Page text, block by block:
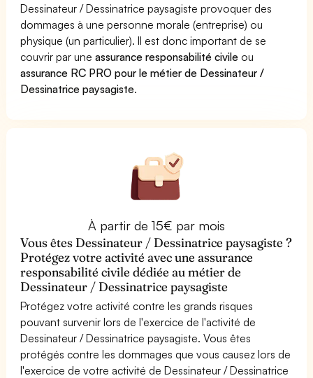
Dessinateur / Dessinatrice paysagiste provoquer des
dommages à une personne morale (entreprise) ou
physique (un particulier). Il est donc important de se
couvrir par uneassurance responsabilité civile ou
assurance RC PRO pour le métier de Dessinateur /
Dessinatrice paysagiste.
À partir de 15€ par mois
Vous êtes Dessinateur / Dessinatrice paysagiste ?
Protégez votre activité avec une assurance
responsabilité civile dédiée au métier de
Dessinateur / Dessinatrice paysagiste
Protégez votre activité contre les grands risques
pouvant survenir lors de l'exercice de l'activité de
Dessinateur / Dessinatrice paysagiste. Vous êtes
protégés contre les dommages que vous causez lors de
l'exercice de votre activité de Dessinateur / Dessinatrice